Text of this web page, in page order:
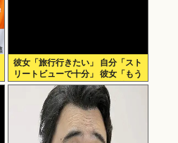
彼女「旅行行きたい」 自分「スト
リートビューで十分」 彼女「もう
いい （ドドンガドン」 これ俺が
悪いの？